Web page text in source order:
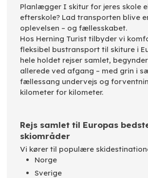
Planlægger I skitur for jeres skole
efterskole? Lad transporten blive
oplevelsen – og fællesskabet.
Hos Herning Turist tilbyder vi
fleksibel bustransport til skiture i
hele holdet rejser samlet,
allerede ved afgang – med grin i
fællessang undervejs og
kilometer for kilometer.
​Rejs samlet til Europas
skiområder
Vi kører til populære
Norge
Sverige